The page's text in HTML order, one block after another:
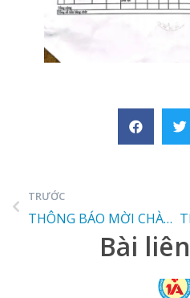
TRƯỚC
THÔNG BÁO MỜI CHÀO GIÁ
Bài